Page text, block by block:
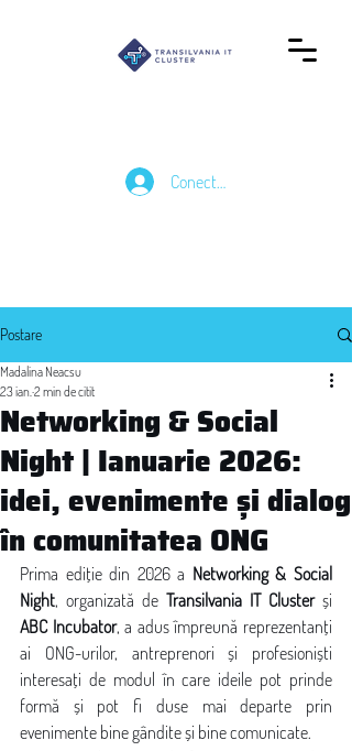
Conectează-te
Postare
Networking & Social
Night | Ianuarie 2026:
idei, evenimente și dialog
în comunitatea ONG
Madalina Neacsu
23 ian.2 min de citit
Prima ediție din 2026 a Networking & Social
Night, organizată de Transilvania IT Cluster
ABC Incubator, a adus împreună reprezentanți
ai ONG-urilor, antreprenori și profesioniști
interesați de modul în care ideile pot prinde
formă și pot fi duse mai departe prin
evenimente bine gândite și bine comunicate.